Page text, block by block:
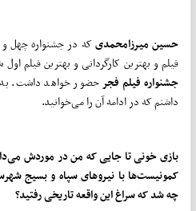
حسین میرزامحمدیکه در جشنواره چهل و
فیلم و بهترین کارگردانی و بهترین فیلم
جشنواره فیلم فجرحضور خواهد داشت. به
داشتم که در ادامه آن را می‌خوانید.
کمونیست‌ها با نیروهای سپاه و بسیج
چه شد که سراغ این واقعه تاریخی رفتید؟